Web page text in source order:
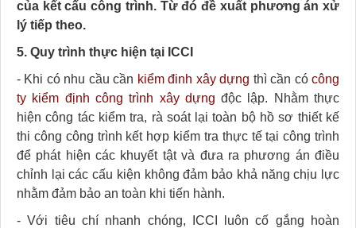
của kết cấu công trình. Từ đó đề xuất phương án xử
lý tiếp theo.
5. Quy trình thực hiện tại ICCI
- Khi có nhu cầu cần kiểm đinh xây dựng thì cần cócông
ty kiểm định công trình xây dựng độc lập. Nhằm thực
hiện công tác kiểm tra, rà soát lại toàn bộ hồ sơ thiết kế
thi công công trình kết hợp kiểm tra thực tế tại công trình
để phát hiện các khuyết tật và đưa ra phương án điều
chỉnh lại các cấu kiện không đảm bảo khả năng chịu lực
nhằm đảm bảo an toàn khi tiến hành.
- Với tiêu chí nhanh chóng, ICCI luôn cố gắng hoàn